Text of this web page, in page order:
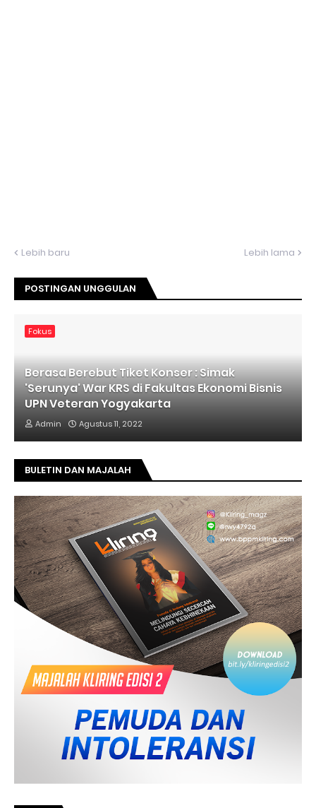
Lebih baru Lebih lama
POSTINGAN UNGGULAN
Fokus
Berasa Berebut Tiket Konser : Simak
'Serunya' War KRS di Fakultas Ekonomi Bisnis
UPN Veteran Yogyakarta
Admin Agustus 11, 2022
BULETIN DAN MAJALAH